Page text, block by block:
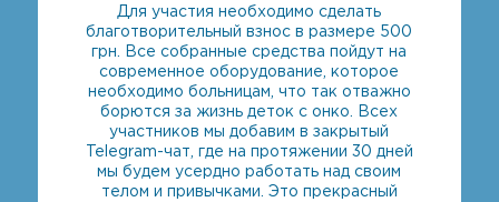
Для участия необходимо сделать
благотворительный взнос в размере 500
грн. Все собранные средства пойдут на
современное оборудование, которое
необходимо больницам, что так отважно
борются за жизнь деток с онко. Всех
участников мы добавим в закрытый
Telegram-чат, где на протяжении 30 дней
мы будем усердно работать над своим
телом и привычками. Это прекрасный